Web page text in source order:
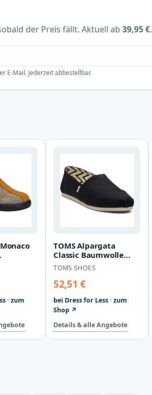
der Preis fällt. Aktuell ab 39,95 €.
E-Mail. Jederzeit abbestellbar.
Monaco
· zum
TOMS Alpargata
Classic Baumwolle
Damen Schwarze
Espadrilles
TOMS SHOES
52,51 €
bei Dress for Less · zum
Shop ↗
Details & alle Angebote